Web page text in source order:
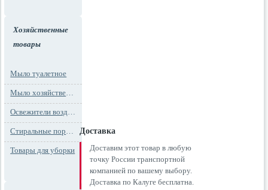
Хозяйственные
товары
Мыло туалетное
Мыло хозяйственное
Освежители воздуха
Стиральные порошки
Товары для уборки
Доставка
Доставим этот товар в любую
точку России транспортной
компанией по вашему выбору.
Доставка по Калуге бесплатна.